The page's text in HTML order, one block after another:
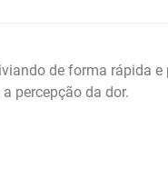
de forma rápida
percepção da dor.